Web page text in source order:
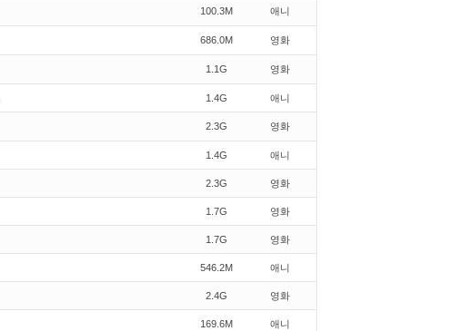
100.3M 애니
686.0M 영화
1.1G 영화
1.4G 애니
2.3G 영화
1.4G 애니
2.3G 영화
1.7G 영화
1.7G 영화
546.2M 애니
2.4G 영화
169.6M 애니